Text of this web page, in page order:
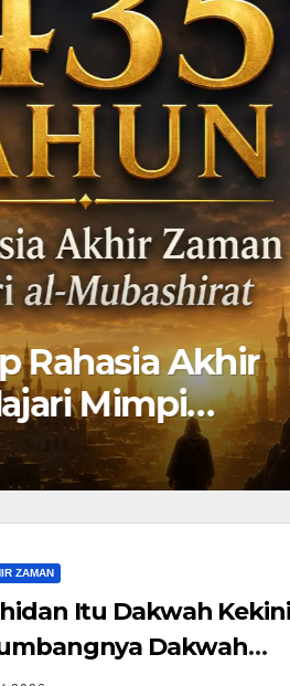
Rahasia Akhir
Mimpi
ZAMAN
Itu Dakwah
Dakwah